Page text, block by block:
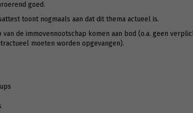
goed.
toont nogmaals aan dat dit thema actueel is.
de immovennootschap komen aan bod (o.a. geen
moeten worden opgevangen).